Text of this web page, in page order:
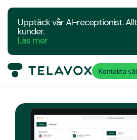
Upptäck vår AI-receptionist.
kunder.
Läs mer
Kontakta